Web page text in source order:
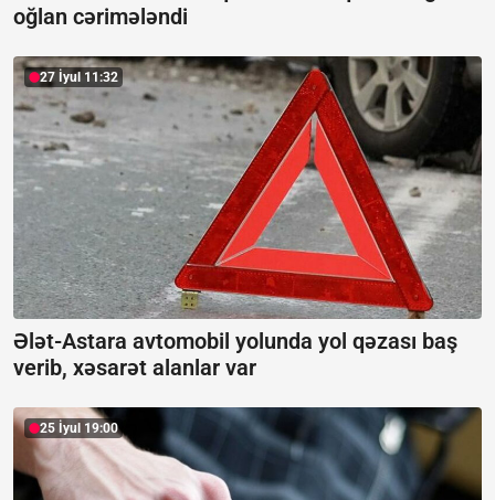
oğlan cərimələndi
27 İyul 11:32
Ələt-Astara avtomobil yolunda yol qəzası baş
verib, xəsarət alanlar var
25 İyul 19:00